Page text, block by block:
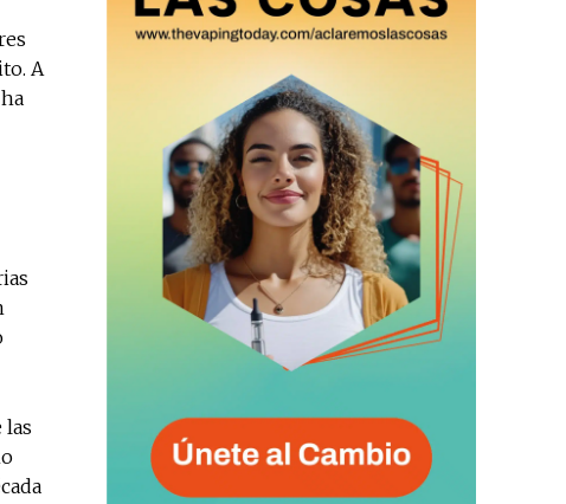
and receive all the news
reduction in your email.
SUBSCRIBIRSE
A
las